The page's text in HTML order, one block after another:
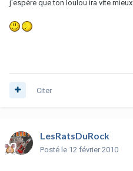
j'espère que ton loulou ira vite mieux
Citer
LesRatsDuRock
Posté le 12 février 2010